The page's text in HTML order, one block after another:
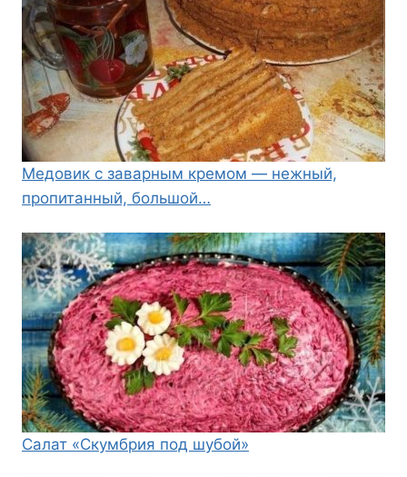
Медовик с заварным кремом — нежный,
пропитанный, большой…
Салат «Скумбрия под шубой»